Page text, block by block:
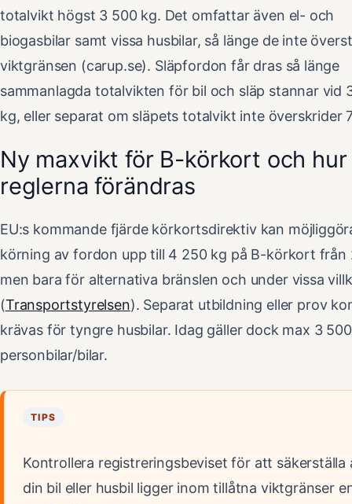
totalvikt högst 3 500 kg. Det omfattar även el- och
biogasbilar samt vissa husbilar, så länge de inte
viktgränsen (carup.se). Släpfordon får dras så länge
sammanlagda totalvikten för bil och släp stannar vid
kg, eller separat om släpets totalvikt inte överskrider
Ny maxvikt för B-körkort och hur
reglerna förändras
EU:s kommande fjärde körkortsdirektiv kan
körning av fordon upp till 4 250 kg på B-körkort från
men bara för alternativa bränslen och under vissa
(Transportstyrelsen). Separat utbildning eller prov
krävas för tyngre husbilar. Idag gäller dock max 3
personbilar/bilar.
TIPS
Kontrollera registreringsbeviset för att säkerställa
din bil eller husbil ligger inom tillåtna viktgränser